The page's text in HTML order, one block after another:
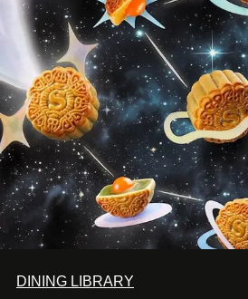
DINING LIBRARY